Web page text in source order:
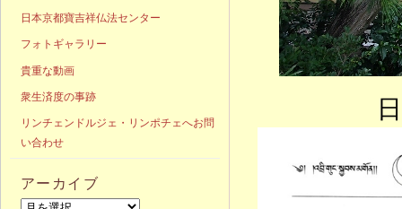
日本京都寶吉祥仏法センター
フォトギャラリー
貴重な動画
衆生済度の事跡
リンチェンドルジェ・リンポチェへお問
い合わせ
アーカイブ